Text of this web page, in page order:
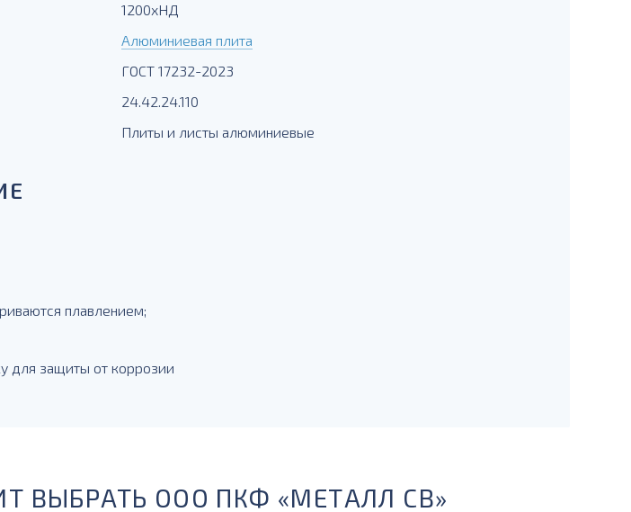
1200хНД
Алюминиевая плита
ГОСТ 17232-2023
24.42.24.110
Плиты и листы алюминиевые
плавлением;
для защиты от коррозии
ВЫБРАТЬ ООО ПКФ «МЕТАЛЛ СВ»